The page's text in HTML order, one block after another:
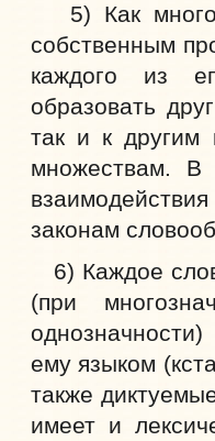
5) Как
собственным
каждого из
образовать
так и к другим
множествам. В
законам
6) Каждое
(при
ему языком
также
имеет и